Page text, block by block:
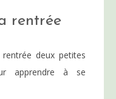
rentrée
deux petites
apprendre à se